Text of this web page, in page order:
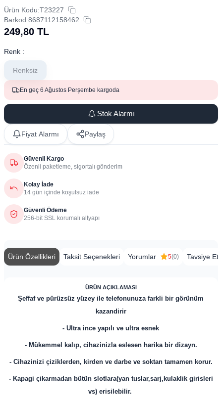
Ürün Kodu:T23227
Barkod:8687112158462
249,80 TL
Renk :
Renksiz
En geç 6 Ağustos Perşembe kargoda
Stok Alarmı
Fiyat Alarmı Paylaş
Güvenli Kargo
Özenli paketleme, sigortalı gönderim
Kolay İade
14 gün içinde koşulsuz iade
Güvenli Ödeme
256-bit SSL korumalı altyapı
Ürün Özellikleri Taksit Seçenekleri Yorumlar 5(0) Tavsiye Et
ÜRÜN AÇIKLAMASI
Şeffaf ve pürüzsüz yüzey ile telefonunuza farkli bir görünüm
kazandirir
- Ultra ince yapılı ve ultra esnek
- Mükemmel kalıp, cihazinizla eslesen harika bir dizayn.
- Cihazinizi çiziklerden, kirden ve darbe ve soktan tamamen korur.
- Kapagi çikarmadan bütün slotlara(yan tuslar,sarj,kulaklik girisleri
vs) erisilebilir.